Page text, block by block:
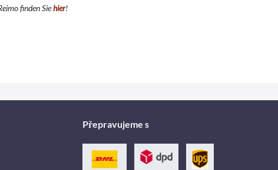
finden Siehier!
Přepravujeme s